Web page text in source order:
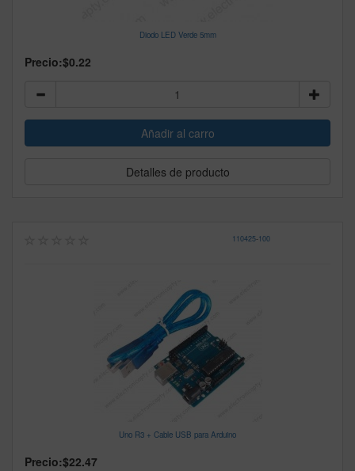
Diodo LED Verde 5mm
Precio:$0.22
Detalles de producto
110425-100
Uno R3 + Cable USB para Arduino
Precio:$22.47